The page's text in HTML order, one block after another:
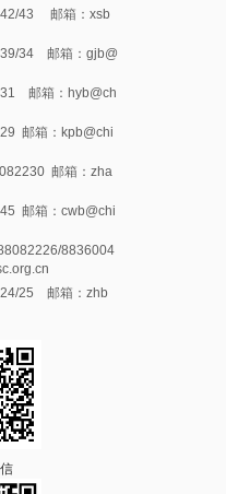
43 邮箱：xsb
34 邮箱：gjb@
邮箱：hyb@ch
邮箱：kpb@chi
邮箱：zha
邮箱：cwb@chi
8836004
25 邮箱：zhb